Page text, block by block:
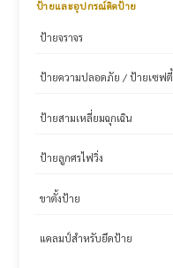
ป้ายและอุปกรณ์ติดป้าย
ป้ายจราจร
ป้ายความปลอดภัย / ป้ายเซฟตี้
ป้ายสามเหลี่ยมฉุกเฉิน
ป้ายลูกศรไฟวิ่ง
ขาตั้งป้าย
แคลมป์สำหรับยึดป้าย